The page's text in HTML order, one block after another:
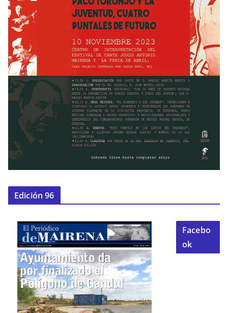
Edición 96
Facebo
ok